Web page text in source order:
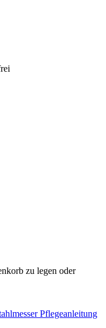
zu legen oder
Pflegeanleitung